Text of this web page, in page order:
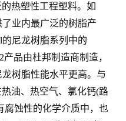
热塑性工程塑料。如
业内最广泛的树脂产
尼龙树脂系列中的
产品由杜邦制造商制造，
树脂性能水平更高。与
油、热空气、氯化钙(路
腐蚀性的化学介质中，也